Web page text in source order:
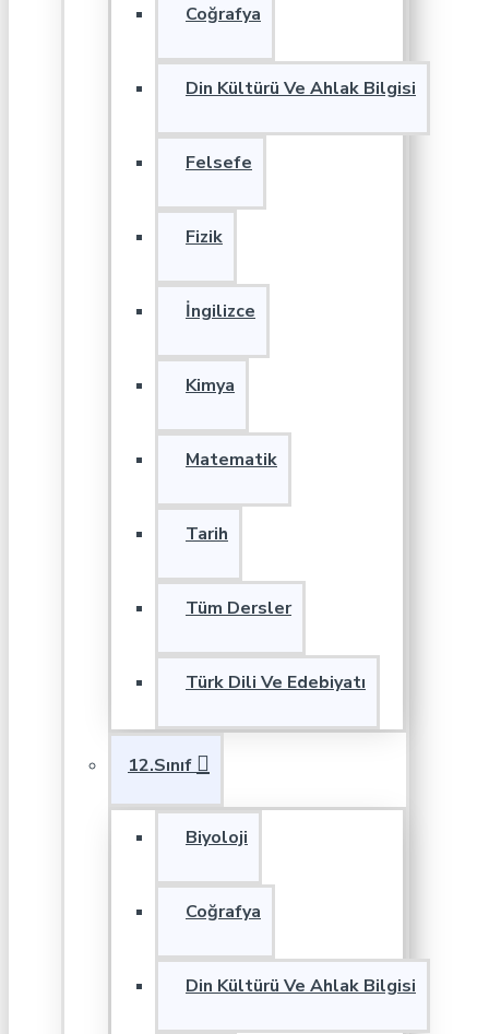
Coğrafya
Din Kültürü Ve Ahlak Bilgisi
Felsefe
Fizik
İngilizce
Kimya
Matematik
Tarih
Tüm Dersler
Türk Dili Ve Edebiyatı
12.Sınıf
Biyoloji
Coğrafya
Din Kültürü Ve Ahlak Bilgisi